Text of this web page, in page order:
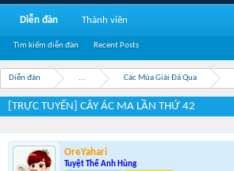
Diễn đàn ... Các Mùa Giải Đã Qua
[TRỰC TUYẾN] CÂY ÁC MA LẦN THỨ 42
OreYahari
Tuyệt Thế Anh Hùng
Diễn đàn
Tìm kiếm diễn đàn Recent Posts
Thành viên